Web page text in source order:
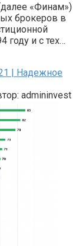
«Финам»)
брокеров в
году и с тех…
| Надежное
admininvest